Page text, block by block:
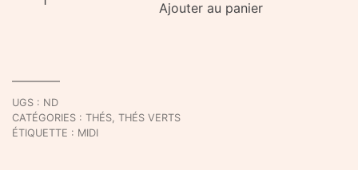
Ajouter au panier
UGS : ND
CATÉGORIES : THÉS, THÉS VERTS
ÉTIQUETTE : MIDI